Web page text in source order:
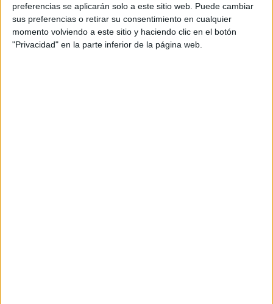
preferencias se aplicarán solo a este sitio web. Puede cambiar
sus preferencias o retirar su consentimiento en cualquier
momento volviendo a este sitio y haciendo clic en el botón
"Privacidad" en la parte inferior de la página web.
La acción, titulada “Papel”, intenta concienciar a
las personas para que seimpliquen en el avance
de los derechos y calidad de vida de las personas
con discapacidad, a la vez que reivindica que las